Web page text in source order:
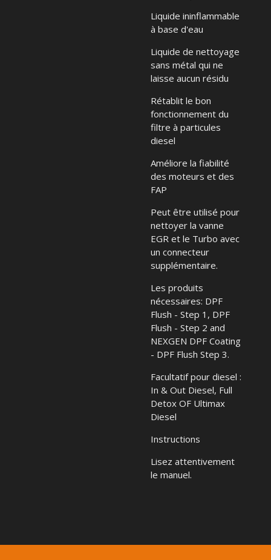
Liquide ininflammable
à base d'eau
Liquide de nettoyage
sans métal qui ne
laisse aucun résidu
Rétablit le bon
fonctionnement du
filtre à particules
diesel
Améliore la fiabilité
des moteurs et des
FAP
Peut être utilisé pour
nettoyer la vanne
EGR et le Turbo avec
un connecteur
supplémentaire.
Les produits
nécessaires: DPF
Flush - Step 1, DPF
Flush - Step 2 and
NEXGEN DPF Coating
- DPF Flush Step 3.
Facultatif pour diesel :
In & Out Diesel, Full
Detox OF Ultimax
Diesel
Instructions
Lisez attentivement
le manuel.